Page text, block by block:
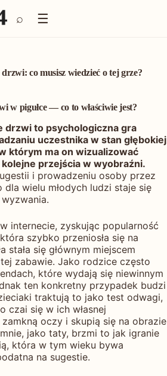
⌕ ☰
co musisz wiedzieć o tej grze?
w pigułce — co to właściwie jest?
drzwi to psychologiczna gra
uczestnika w stan głębokiej
którym ma on wizualizować
przejścia w wyobraźni.
i prowadzeniu osoby przez
wielu młodych ludzi staje się
internecie, zyskując popularność
szybko przeniosła się na
stała się głównym miejscem
zabawie. Jako rodzice często
które wydają się niewinnym
ten konkretny przypadek budzi
traktują to jako test odwagi,
czai się w ich własnej
oczy i skupią się na obrazie
jako taty, brzmi to jak igranie
która w tym wieku bywa
na sugestie.